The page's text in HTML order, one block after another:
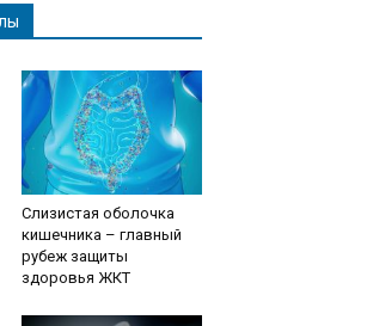
Слизистая оболочка
кишечника – главный
рубеж защиты
здоровья ЖКТ